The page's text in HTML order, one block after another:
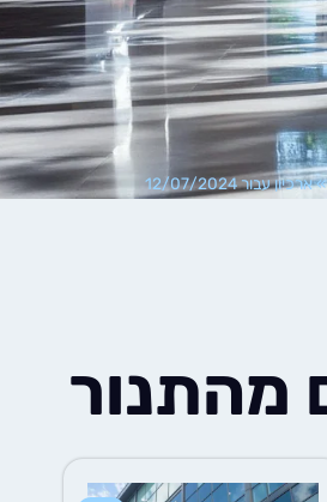
ארכיון עבור 12/07/2024
מהתנור